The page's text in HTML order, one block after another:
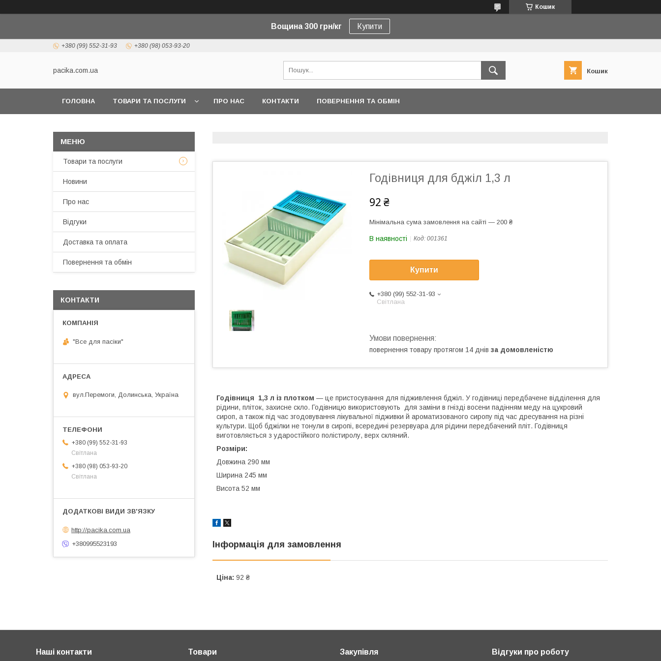
Кошик
Вощина 300 грн/кг Купити
+380 (99) 552-31-93 +380 (98) 053-93-20
pacika.com.ua Кошик
ГОЛОВНА ТОВАРИ ТА ПОСЛУГИ ПРО НАС КОНТАКТИ ПОВЕРНЕННЯ ТА ОБМІН
Годівниця для бджіл 1,3 л
92 ₴
Мінімальна сума замовлення на сайті — 200 ₴
В наявності Код: 001361
Купити
+380 (99) 552-31-93
Світлана
повернення товару протягом 14 днів за домовленістю
Годівниця 1,3 л із плотком — це пристосування для підживлення бджіл. У годівниці передбачене відділення для
рідини, пліток, захисне скло. Годівницю використовують
для заміни в гнізді восени падінням меду на цукровий
сироп, а також під час згодовування лікувальної підживки й ароматизованого сиропу під час дресування на різні
культури. Щоб бджілки не тонули в сиропі, всередині резервуара для рідини передбачений пліт. Годівниця
виготовляється з ударостійкого полістиролу, верх скляний.
Розміри:
Довжина 290 мм
Ширина 245 мм
Висота 52 мм
Інформація для замовлення
Ціна: 92 ₴
Товари та послуги
Новини
Про нас
Відгуки
Доставка та оплата
Повернення та обмін
КОНТАКТИ
"Все для пасіки"
вул.Перемоги, Долинська, Україна
+380 (99) 552-31-93
Світлана
+380 (98) 053-93-20
Світлана
http://pacika.com.ua
+380995523193
Наші контакти Товари Закупівля Відгуки про роботу